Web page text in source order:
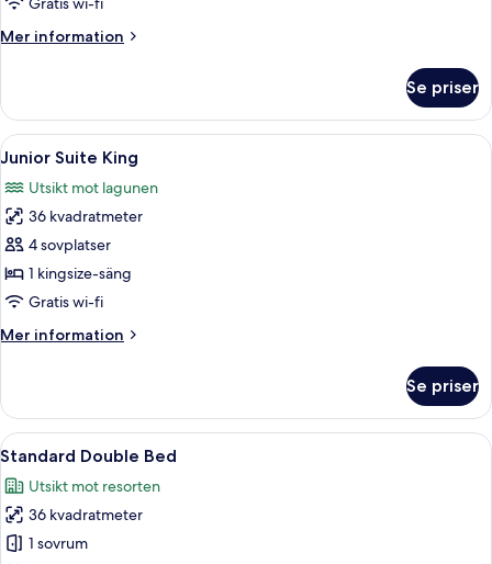
Mer information
Mer
Suite
Double
Se priser
Öppna
alla
foton
för
Junior
Suite
King
Ett hotellrum med en stor säng, en
3
Junior Suite King
Utsikt mot lagunen
36 kvadratmeter
4 sovplatser
1 kingsize-säng
Gratis wi-fi
Mer information
Mer
Suite
King
Se priser
Öppna
alla
foton
för
Standard
Ett hotellrum med två sängar, en
3
Standard Double Bed
Utsikt mot resorten
36 kvadratmeter
1 sovrum